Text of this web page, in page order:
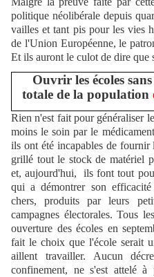
politique néolibérale depuis
vailles et tant pis pour les vies
de l'Union Européenne, le
Et ils auront le culot de dire que
Ouvrir les écoles
totale de la population
Rien n'est fait pour généraliser
moins le soin par le
ils ont été incapables de
grillé tout le stock de matériel
et, aujourd'hui, ils font tout
qui a démontrer son
chers, produits par leurs
campagnes électorales. Tous
ouverture des écoles en
fait le choix que l'école serait
aillent travailler. Aucun
confinement, ne s'est attelé